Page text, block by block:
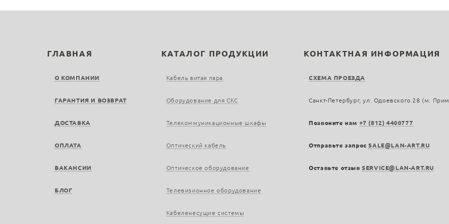
ГЛАВНАЯ
О КОМПАНИИ
ГАРАНТИЯ И ВОЗВРАТ
ДОСТАВКА
ОПЛАТА
ВАКАНСИИ
БЛОГ
КАТАЛОГ ПРОДУКЦИИ
Кабель витая пара
Оборудование для СКС
Телекоммуникационные шкафы
Оптический кабель
Оптическое оборудование
Телевизионное оборудование
Кабеленесущие системы
КОНТАКТНАЯ ИНФОРМАЦИЯ
СХЕМА ПРОЕЗДА
Санкт-Петербург, ул. Одоевского 28 (м.
Позвоните нам +7 (812) 4400777
Отправьте запросSALE@LAN-ART.RU
Оставьте отзывSERVICE@LAN-ART.RU